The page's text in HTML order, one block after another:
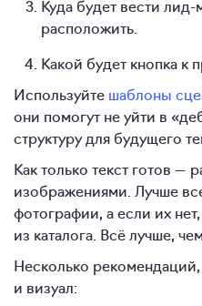
Куда будет вести лид-
расположить.
Какой будет кнопка к
Используйте шаблоны
они помогут не уйти в
структуру для будущего
Как только текст готов —
изображениями. Лучше
фотографии, а если их
из каталога. Всё лучше,
Несколько
и визуал: